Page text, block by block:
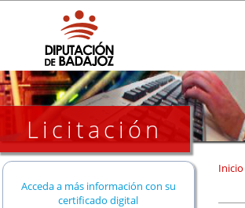
Licitación
Acceda a más información con su
certificado digital
Inicio